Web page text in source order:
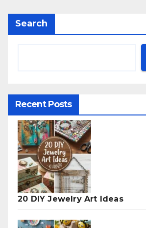
Search
Recent Posts
20 DIY Jewelry Art Ideas